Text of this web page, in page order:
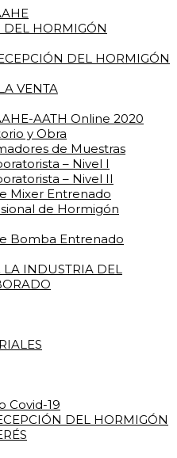
HORMIGÓN
DEL HORMIGÓN
VENTA
AATH Online 2020
y Obra
de Muestras
– Nivel I
– Nivel II
Mixer Entrenado
de Hormigón
Bomba Entrenado
INDUSTRIA DEL
Covid-19
DEL HORMIGÓN